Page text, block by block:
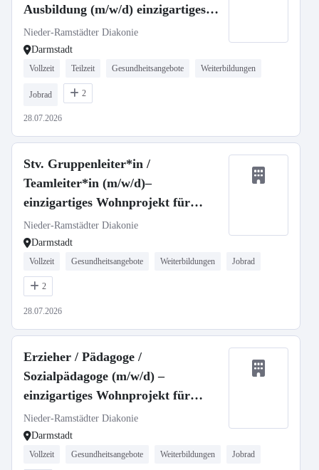
Ausbildung (m/w/d) einzigartiges
Wohnprojekt für Kinder und
Jugendliche
Nieder-Ramstädter Diakonie
Darmstadt
Vollzeit Teilzeit Gesundheitsangebote Weiterbildungen
Jobrad 2
28.07.2026
Stv. Gruppenleiter*in /
Teamleiter*in (m/w/d)–
einzigartiges Wohnprojekt für
Kinder und Jugendliche
Nieder-Ramstädter Diakonie
Darmstadt
Vollzeit Gesundheitsangebote Weiterbildungen Jobrad
2
28.07.2026
Erzieher / Pädagoge /
Sozialpädagoge (m/w/d) –
einzigartiges Wohnprojekt für
Kinder und Jugendliche
Nieder-Ramstädter Diakonie
Darmstadt
Vollzeit Gesundheitsangebote Weiterbildungen Jobrad